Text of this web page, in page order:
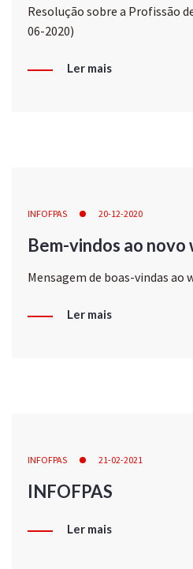
Resolução sobre a Profissão
06-2020)
Ler mais
INFOFPAS 20-12-2020
Bem-vindos ao novo
Mensagem de boas-vindas ao
Ler mais
INFOFPAS 21-02-2021
INFOFPAS
Ler mais